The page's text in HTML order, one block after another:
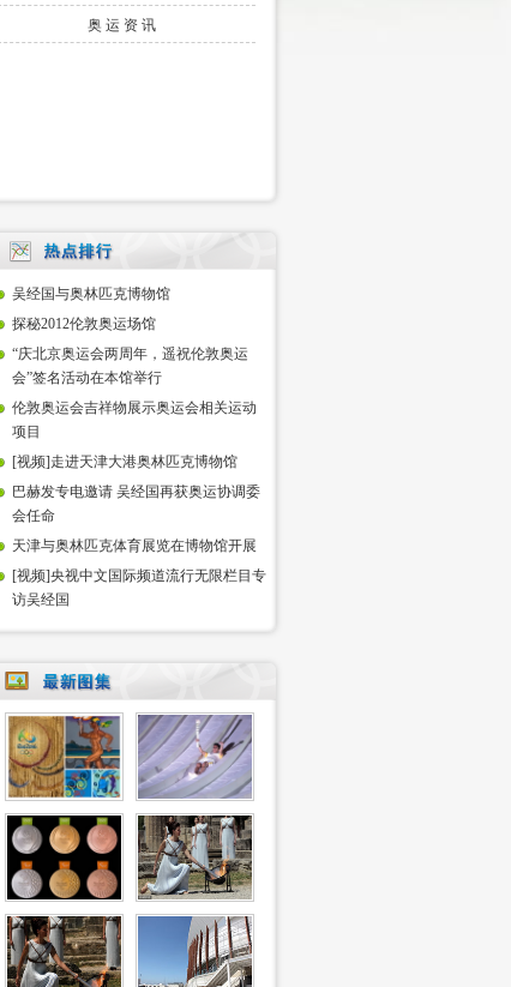
奥运资讯
吴经国与奥林匹克博物馆
探秘2012伦敦奥运场馆
“庆北京奥运会两周年，遥祝伦敦奥运
会”签名活动在本馆举行
伦敦奥运会吉祥物展示奥运会相关运动
项目
[视频]走进天津大港奥林匹克博物馆
巴赫发专电邀请 吴经国再获奥运协调委
会任命
天津与奥林匹克体育展览在博物馆开展
[视频]央视中文国际频道流行无限栏目专
访吴经国